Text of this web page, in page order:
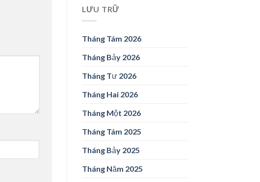
LƯU TRỮ
Tháng Tám 2026
Tháng Bảy 2026
Tháng Tư 2026
Tháng Hai 2026
Tháng Một 2026
Tháng Tám 2025
Tháng Bảy 2025
Tháng Năm 2025